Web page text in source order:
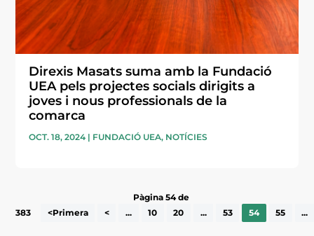
Direxis Masats suma amb la Fundació
UEA pels projectes socials dirigits a
joves i nous professionals de la
comarca
OCT. 18, 2024 | FUNDACIÓ UEA, NOTÍCIES
Pàgina 54 de
383
<Primera < ... 10 20 ... 53 54 55 ...